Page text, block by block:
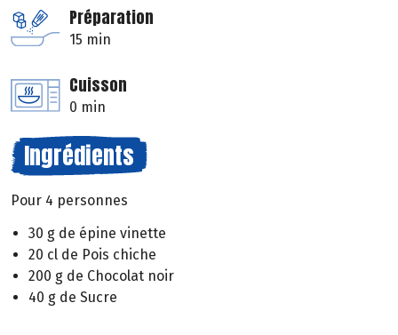
Préparation
15 min
Cuisson
0 min
Ingrédients
Pour 4 personnes
30 g de épine vinette
20 cl de Pois chiche
200 g de Chocolat noir
40 g de Sucre